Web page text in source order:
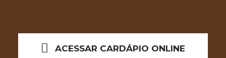
ACESSAR CARDÁPIO ONLINE